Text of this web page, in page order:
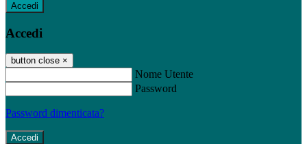
Accedi
Accedi
button close ×
Nome Utente
Password
Password dimenticata?